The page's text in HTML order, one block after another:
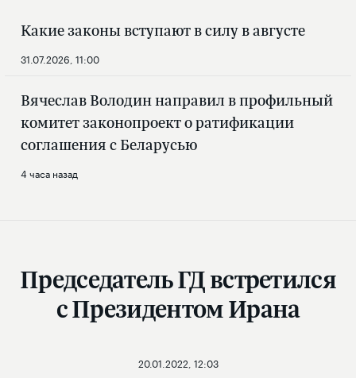
Какие законы вступают в силу в августе
31.07.2026, 11:00
Вячеслав Володин направил в профильный
комитет законопроект о ратификации
соглашения с Беларусью
4 часа назад
Председатель ГД встретился
с Президентом Ирана
20.01.2022, 12:03